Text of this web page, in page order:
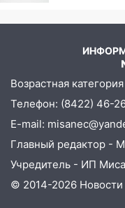
молодые мамы
13:02
Люксембург
автомобиль
13:00
новых
Возрастная
Телефон: (8422) 46-
E-mail:
Главный редактор -
Учредитель - ИП
© 2014-2026 Новости